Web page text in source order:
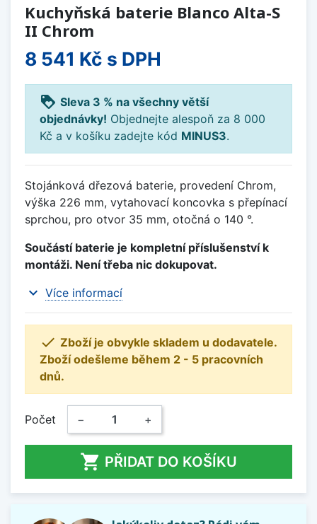
Kuchyňská baterie Blanco Alta-S
II Chrom
8 541 Kč s DPH
loyalty Sleva 3 % na všechny větší
objednávky! Objednejte alespoň za 8 000
Kč a v košíku zadejte kód MINUS3.
Stojánková dřezová baterie, provedení Chrom,
výška 226 mm, vytahovací koncovka s přepínací
sprchou, pro otvor 35 mm, otočná o 140 °.
Součástí baterie je kompletní příslušenství k
montáži. Není třeba nic dokupovat.
expand_more Více informací
 Zboží je obvykle skladem u dodavatele.
Zboží odešleme během 2 - 5 pracovních
dnů.
Počet − +
 PŘIDAT DO KOŠÍKU